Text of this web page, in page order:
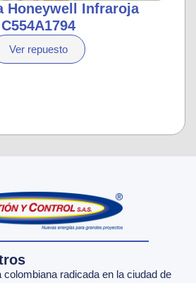
Honeywell Infraroja
C554A1794
Ver repuesto
radicada en la ciudad de